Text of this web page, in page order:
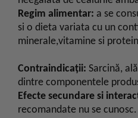
Regim alimentar: a se
si o dieta variata cu un
minerale,vitamine si
Contraindicații: Sarcină,
dintre componentele
Efecte secundare si
recomandate nu se cunosc.